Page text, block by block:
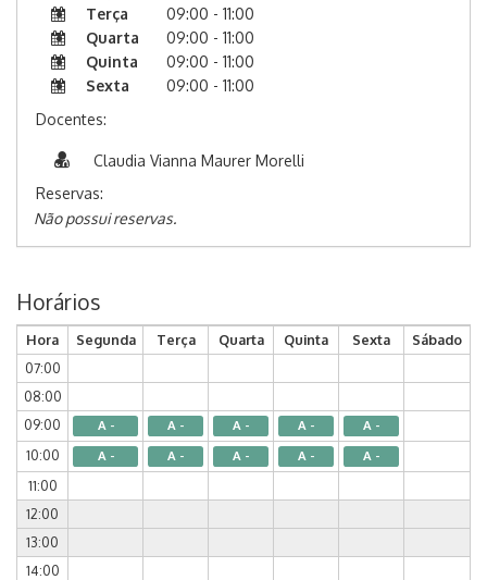
Terça
09:00 - 11:00
Quarta
09:00 - 11:00
Quinta
09:00 - 11:00
Sexta
09:00 - 11:00
Docentes:
Claudia Vianna Maurer Morelli
Reservas:
Não possui reservas.
Horários
Hora Segunda Terça Quarta Quinta Sexta
Sábado
07:00
08:00
09:00
A - A - A - A - A -
10:00 A - A - A - A - A -
11:00
12:00
13:00
14:00